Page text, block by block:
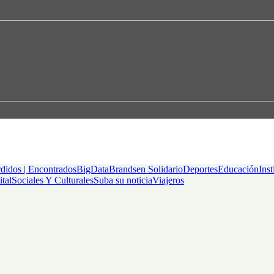
| EncontradosBigDataBrandsen SolidarioDeportesEducación
Sociales Y CulturalesSuba su noticiaViajeros